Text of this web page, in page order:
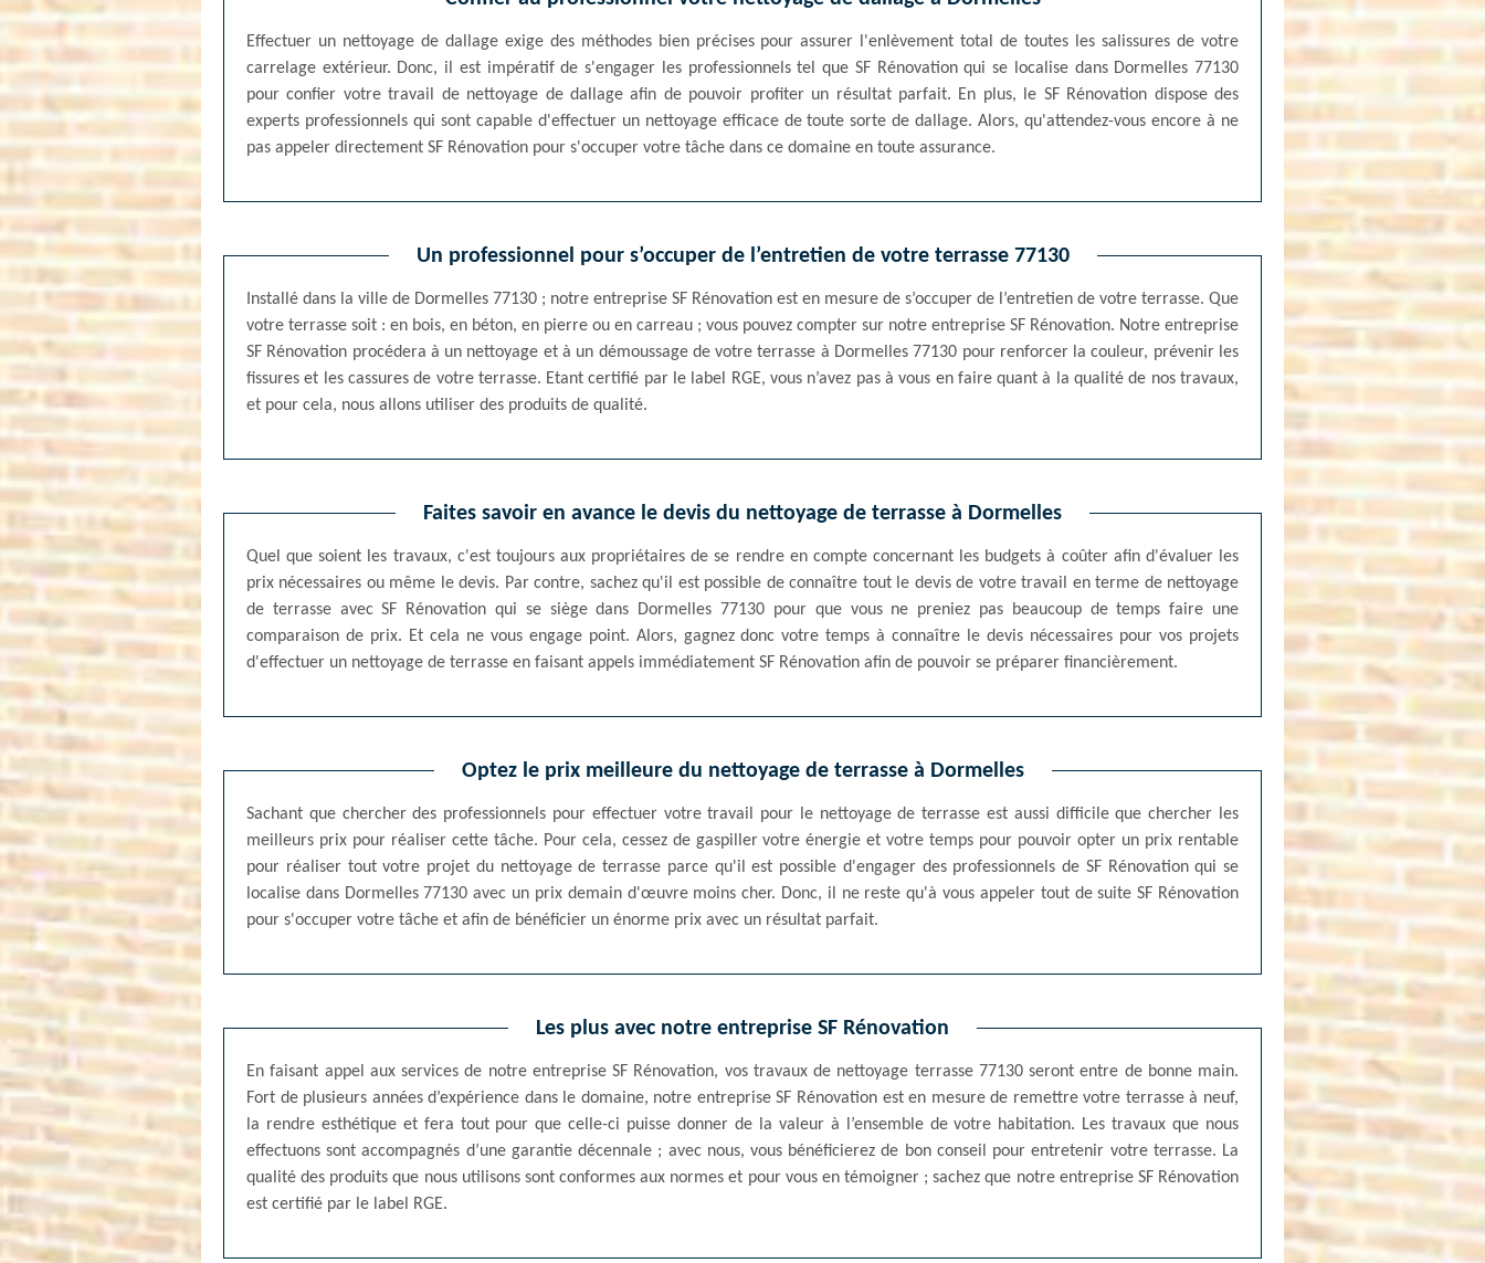
Effectuer un nettoyage de dallage exige des méthodes bien précises pour assurer l'enlèvement total de toutes les salissures de votre
carrelage extérieur. Donc, il est impératif de s'engager les professionnels tel que SF Rénovation qui se localise dans Dormelles 77130
pour confier votre travail de nettoyage de dallage afin de pouvoir profiter un résultat parfait. En plus, le SF Rénovation dispose des
experts professionnels qui sont capable d'effectuer un nettoyage efficace de toute sorte de dallage. Alors, qu'attendez-vous encore à ne
pas appeler directement SF Rénovation pour s'occuper votre tâche dans ce domaine en toute assurance.
Un professionnel pour s’occuper de l’entretien de votre terrasse 77130
Installé dans la ville de Dormelles 77130 ; notre entreprise SF Rénovation est en mesure de s’occuper de l’entretien de votre terrasse. Que
votre terrasse soit : en bois, en béton, en pierre ou en carreau ; vous pouvez compter sur notre entreprise SF Rénovation. Notre entreprise
SF Rénovation procédera à un nettoyage et à un démoussage de votre terrasse à Dormelles 77130 pour renforcer la couleur, prévenir les
fissures et les cassures de votre terrasse. Etant certifié par le label RGE, vous n’avez pas à vous en faire quant à la qualité de nos travaux,
et pour cela, nous allons utiliser des produits de qualité.
Faites savoir en avance le devis du nettoyage de terrasse à Dormelles
Quel que soient les travaux, c'est toujours aux propriétaires de se rendre en compte concernant les budgets à coûter afin d'évaluer les
prix nécessaires ou même le devis. Par contre, sachez qu'il est possible de connaître tout le devis de votre travail en terme de nettoyage
de terrasse avec SF Rénovation qui se siège dans Dormelles 77130 pour que vous ne preniez pas beaucoup de temps faire une
comparaison de prix. Et cela ne vous engage point. Alors, gagnez donc votre temps à connaître le devis nécessaires pour vos projets
d'effectuer un nettoyage de terrasse en faisant appels immédiatement SF Rénovation afin de pouvoir se préparer financièrement.
Optez le prix meilleure du nettoyage de terrasse à Dormelles
Sachant que chercher des professionnels pour effectuer votre travail pour le nettoyage de terrasse est aussi difficile que chercher les
meilleurs prix pour réaliser cette tâche. Pour cela, cessez de gaspiller votre énergie et votre temps pour pouvoir opter un prix rentable
pour réaliser tout votre projet du nettoyage de terrasse parce qu'il est possible d'engager des professionnels de SF Rénovation qui se
localise dans Dormelles 77130 avec un prix demain d'œuvre moins cher. Donc, il ne reste qu'à vous appeler tout de suite SF Rénovation
pour s'occuper votre tâche et afin de bénéficier un énorme prix avec un résultat parfait.
Les plus avec notre entreprise SF Rénovation
En faisant appel aux services de notre entreprise SF Rénovation, vos travaux de nettoyage terrasse 77130 seront entre de bonne main.
Fort de plusieurs années d’expérience dans le domaine, notre entreprise SF Rénovation est en mesure de remettre votre terrasse à neuf,
la rendre esthétique et fera tout pour que celle-ci puisse donner de la valeur à l’ensemble de votre habitation. Les travaux que nous
effectuons sont accompagnés d’une garantie décennale ; avec nous, vous bénéficierez de bon conseil pour entretenir votre terrasse. La
qualité des produits que nous utilisons sont conformes aux normes et pour vous en témoigner ; sachez que notre entreprise SF Rénovation
est certifié par le label RGE.